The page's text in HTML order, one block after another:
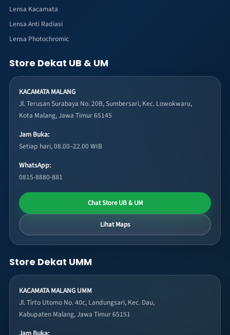
Lensa Kacamata
Lensa Anti Radiasi
Lensa Photochromic
Store Dekat UB & UM
KACAMATA MALANG
Jl. Terusan Surabaya No. 20B, Sumbersari, Kec. Lowokwaru,
Kota Malang, Jawa Timur 65145
Jam Buka:
Setiap hari, 08.00–22.00 WIB
WhatsApp:
0815-8880-881
Chat Store UB & UM
Lihat Maps
Store Dekat UMM
KACAMATA MALANG UMM
Jl. Tirto Utomo No. 40c, Landungsari, Kec. Dau,
Kabupaten Malang, Jawa Timur 65151